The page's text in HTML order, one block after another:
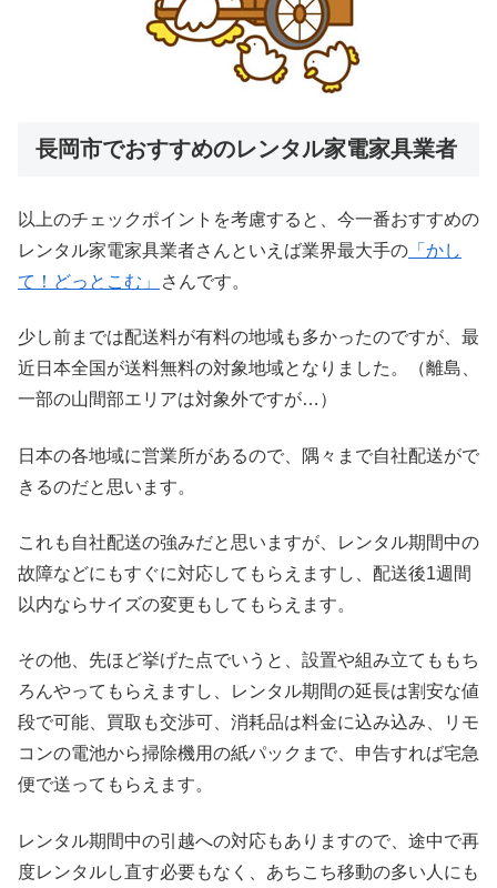
長岡市でおすすめのレンタル家電家具業者
以上のチェックポイントを考慮すると、今一番おすすめの
レンタル家電家具業者さんといえば業界最大手の 「かし
て！どっとこむ」
さんです。
少し前までは配送料が有料の地域も多かったのですが、最
近日本全国が送料無料の対象地域となりました。（離島、
一部の山間部エリアは対象外ですが…）
日本の各地域に営業所があるので、隅々まで自社配送がで
きるのだと思います。
これも自社配送の強みだと思いますが、レンタル期間中の
故障などにもすぐに対応してもらえますし、配送後1週間
以内ならサイズの変更もしてもらえます。
その他、先ほど挙げた点でいうと、設置や組み立てももち
ろんやってもらえますし、レンタル期間の延長は割安な値
段で可能、買取も交渉可、消耗品は料金に込み込み、リモ
コンの電池から掃除機用の紙パックまで、申告すれば宅急
便で送ってもらえます。
レンタル期間中の引越への対応もありますので、途中で再
度レンタルし直す必要もなく、あちこち移動の多い人にも